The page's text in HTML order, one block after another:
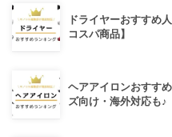
ドライヤーおすすめ
コスパ商品】
ヘアアイロンおすす
ズ向け・海外対応も♪